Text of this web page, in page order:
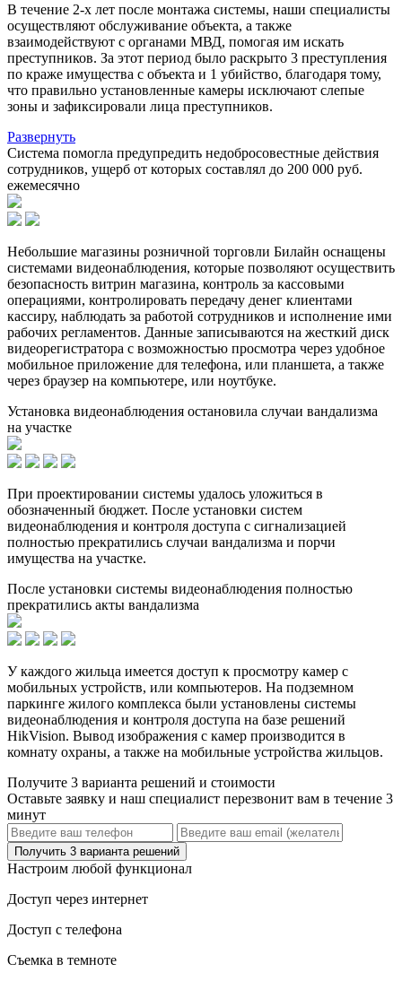
В течение 2-х лет после монтажа системы, наши специалисты
осуществляют обслуживание объекта, а также
взаимодействуют с органами МВД, помогая им искать
преступников. За этот период было раскрыто 3 преступления
по краже имущества с объекта и 1 убийство, благодаря тому,
что правильно установленные камеры исключают слепые
зоны и зафиксировали лица преступников.
Развернуть
Система помогла предупредить недобросовестные действия
сотрудников, ущерб от которых составлял до 200 000 руб.
ежемесячно
Небольшие магазины розничной торговли Билайн оснащены
системами видеонаблюдения, которые позволяют осуществить
безопасность витрин магазина, контроль за кассовыми
операциями, контролировать передачу денег клиентами
кассиру, наблюдать за работой сотрудников и исполнение ими
рабочих регламентов. Данные записываются на жесткий диск
видеорегистратора с возможностью просмотра через удобное
мобильное приложение для телефона, или планшета, а также
через браузер на компьютере, или ноутбуке.
Установка видеонаблюдения остановила случаи вандализма
на участке
При проектировании системы удалось уложиться в
обозначенный бюджет. После установки систем
видеонаблюдения и контроля доступа с сигнализацией
полностью прекратились случаи вандализма и порчи
имущества на участке.
После установки системы видеонаблюдения полностью
прекратились акты вандализма
У каждого жильца имеется доступ к просмотру камер с
мобильных устройств, или компьютеров. На подземном
паркинге жилого комплекса были установлены системы
видеонаблюдения и контроля доступа на базе решений
HikVision. Вывод изображения с камер производится в
комнату охраны, а также на мобильные устройства жильцов.
Получите 3 варианта решений и стоимости
Оставьте заявку и наш специалист перезвонит вам в течение 3
минут
Получить 3 варианта решений
Настроим любой функционал
Доступ через интернет
Доступ с телефона
Съемка в темноте